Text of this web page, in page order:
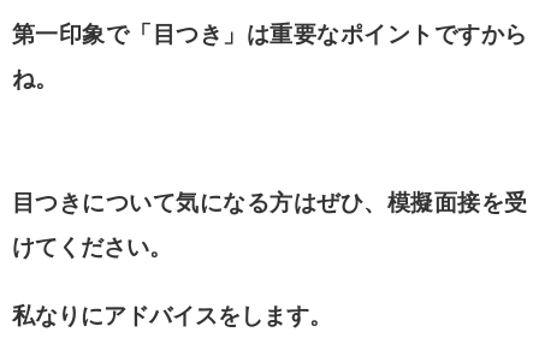
第一印象で「目つき」は重要なポイントですから
ね。
目つきについて気になる方はぜひ、模擬面接を受
けてください。
私なりにアドバイスをします。